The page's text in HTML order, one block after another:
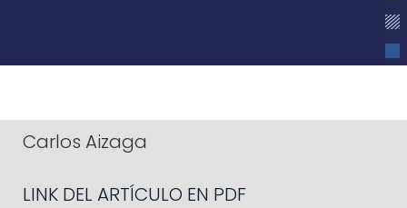
Carlos Aizaga
LINK DEL ARTÍCULO EN PDF